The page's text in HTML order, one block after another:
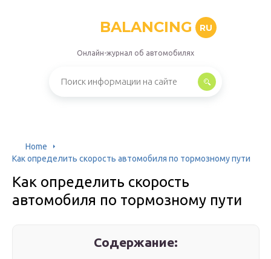
BALANCING RU
Онлайн-журнал об автомобилях
Home
Как определить скорость автомобиля по тормозному пути
Как определить скорость
автомобиля по тормозному пути
Содержание: